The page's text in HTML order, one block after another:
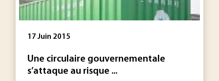
17 Juin 2015
Une circulaire gouvernementale
s’attaque au risque ...